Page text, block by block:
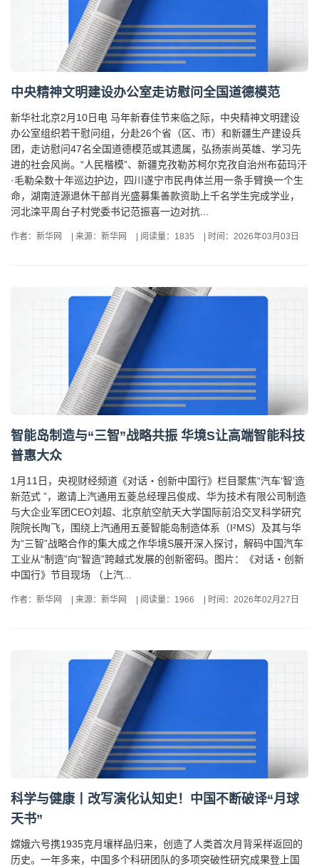
中央精神文明建设办公室走访慰问全国道德模范
新华社北京2月10日电 马年新春佳节来临之际，中央精神文明建设
办公室组织若干慰问组，分赴26个省（区、市）和新疆生产建设兵
团，走访慰问47名全国道德模范或其遗属，弘扬崇尚英雄、学习先
进的社会风尚。“人民楷模”、新疆克孜勒苏柯尔克孜自治州布茹玛汗
·毛勒朵数十年巡边护边，四川遂宁市民冉体兰用一条手臂换一个生
命，湖南涟源退休干部肖光盛募集善款资助上千名学生完成学业，
河北滦平周台子村党委书记范振喜一边对抗...
作者：新华网 来源：新华网 阅读量：1835 时间：2026年03月03日
智能岛制造与“三智”战略共振 华境S让高端智能科技
普惠大众
1月11日，央视财经频道《对话・创新中国行》栏目聚焦“汽车‘智’造
新范式 ”，邀请上汽通用五菱总经理吕俊成、华为技术有限公司制造
与大企业军团CEO刘超、北京航空航天大学国际前沿交叉科学研究
院院长陶飞，围绕上汽通用五菱智能岛制造体系（I²MS）及其与华
为“三智”战略合作的集大成之作华境S展开深入探讨，解码中国汽车
工业从“制造”向“智造”跨越式发展的创新密码。图片：《对话・创新
中国行》节目现场 （上汽...
作者：新华网 来源：新华网 阅读量：1966 时间：2026年02月27日
科学与健康丨改写演化认知史！中国不断破译“月球
天书”
嫦娥六号携1935克月壤样品归来，创造了人类首次月背采样返回的
历史。一年多来，中国多个科研团队的多项突破性研究成果登上国